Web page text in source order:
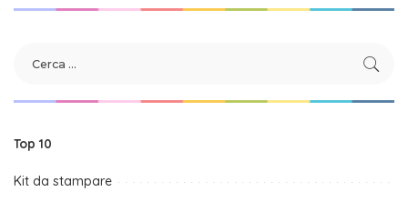
Top 10
Kit da stampare